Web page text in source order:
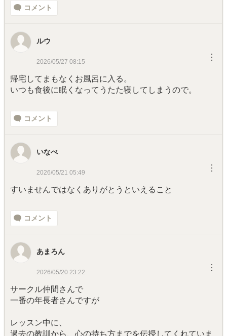
コメント
ルウ
2026/05/27 08:15 ︙
帰宅してまもなくお風呂に入る。
いつも食後に眠くなってうたた寝してしまうので。
コメント
いなべ
2026/05/21 05:49 ︙
すいませんではなくありがとうといえること
コメント
あまろん
2026/05/20 23:22 ︙
サークル仲間さんで
一番の年長者さんですが
レッスン中に、
過去の教訓から、心の持ち方までを伝授してくれていま